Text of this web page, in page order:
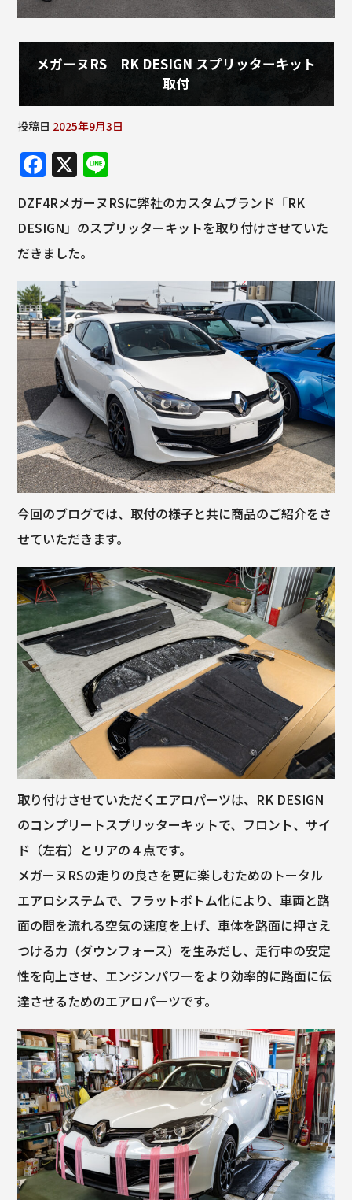
メガーヌRS RK DESIGN スプリッターキット
取付
投稿日 2025年9月3日
F
a
c
e
b
o
o
k
X
n
e
DZF4RメガーヌRSに弊社のカスタムブランド「RK
DESIGN」のスプリッターキットを取り付けさせていた
だきました。
今回のブログでは、取付の様子と共に商品のご紹介をさ
せていただきます。
取り付けさせていただくエアロパーツは、RK DESIGN
のコンプリートスプリッターキットで、フロント、サイ
ド（左右）とリアの４点です。
メガーヌRSの走りの良さを更に楽しむためのトータル
エアロシステムで、フラットボトム化により、車両と路
面の間を流れる空気の速度を上げ、車体を路面に押さえ
つける力（ダウンフォース）を生みだし、走行中の安定
性を向上させ、エンジンパワーをより効率的に路面に伝
達させるためのエアロパーツです。